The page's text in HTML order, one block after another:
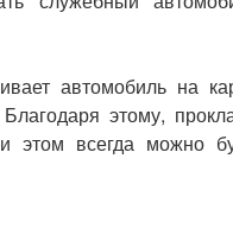
автомобиль на
этому,
всегда можно